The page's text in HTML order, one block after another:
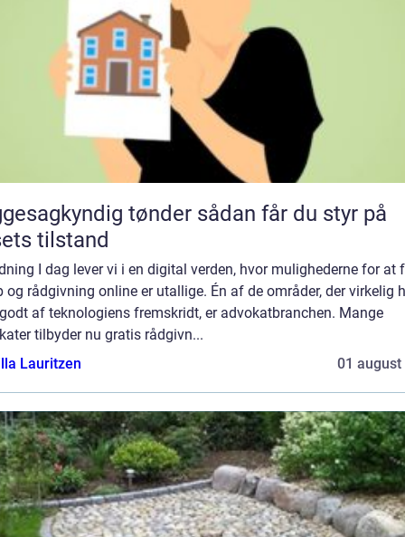
tønder sådan får du styr på
tilstand
I dag lever vi i en digital verden, hvor mulighederne for at
rådgivning online er utallige. Én af de områder, der virkelig
af teknologiens fremskridt, er advokatbranchen. Mange
tilbyder nu gratis rådgivn...
Lauritzen
01 august